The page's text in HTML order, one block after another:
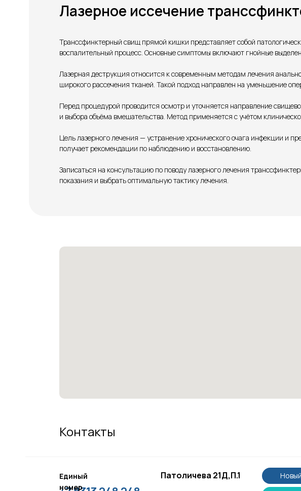
Лазерное иссечение
Транссфинктерный свищ прямой кишки представляет собой
воспалительный процесс. Основные симптомы включают гнойные
Лазерная деструкция относится к современным методам лечения
широкого рассечения тканей. Такой подход направлен на уменьшение
Перед процедурой проводится осмотр и уточняется направление
и выбора объёма вмешательства. Метод применяется с учётом
Цель лазерного лечения — устранение хронического очага инфекции и
получает рекомендации по наблюдению и восстановлению.
Записаться на консультацию по поводу лазерного лечения
показания и выбрать оптимальную тактику лечения.
Контакты
Единый
номер
Патоличева 21Д,П.1 Новый